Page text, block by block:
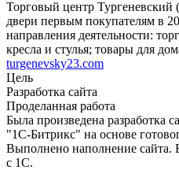
Торговый центр Тургеневский
двери первым покупателям в
направления деятельности:
кресла и стулья; товары для
turgenevsky23.com
Цель
Разработка сайта
Проделанная работа
Была произведена разработка
"1С-Битрикс" на основе
Выполнено наполнение сайта.
с 1С.